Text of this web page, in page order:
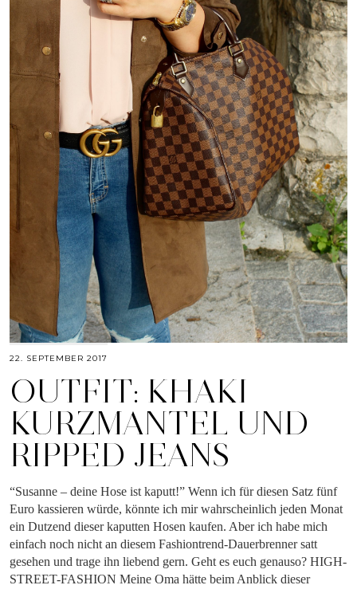
22. SEPTEMBER 2017
OUTFIT: KHAKI
KURZMANTEL UND
RIPPED JEANS
“Susanne – deine Hose ist kaputt!” Wenn ich für diesen Satz fünf
Euro kassieren würde, könnte ich mir wahrscheinlich jeden Monat
ein Dutzend dieser kaputten Hosen kaufen. Aber ich habe mich
einfach noch nicht an diesem Fashiontrend-Dauerbrenner satt
gesehen und trage ihn liebend gern. Geht es euch genauso? HIGH-
STREET-FASHION Meine Oma hätte beim Anblick dieser